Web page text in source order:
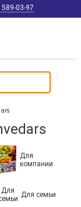
589-03-97
Для
компании
Для семьи